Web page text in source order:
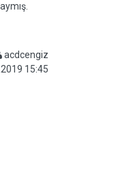
acdcengiz
15:45